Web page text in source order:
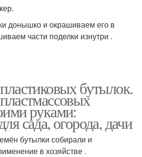
донышко и окрашиваем его в
части поделки изнутри .
бутылок.
руками:
сада, огорода, дачи
бутылки собирали и
в хозяйстве .